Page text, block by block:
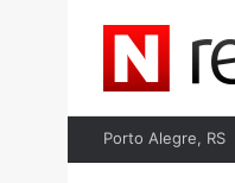
Porto Alegre, RS